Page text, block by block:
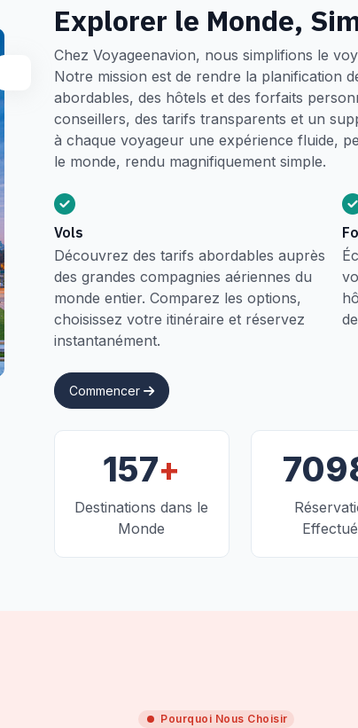
Explorer le Monde,
Chez Voyageenavion, nous simplifions le
Notre mission est de rendre la planification
abordables, des hôtels et des forfaits
conseillers, des tarifs transparents et un
à chaque voyageur une expérience fluide,
le monde, rendu magnifiquement simple.
Vols
Découvrez des tarifs abordables auprès
des grandes compagnies aériennes du
monde entier. Comparez les options,
choisissez votre itinéraire et réservez
instantanément.
Commencer
157+
Destinations dans le
Monde
Pourquoi Nous Choisir